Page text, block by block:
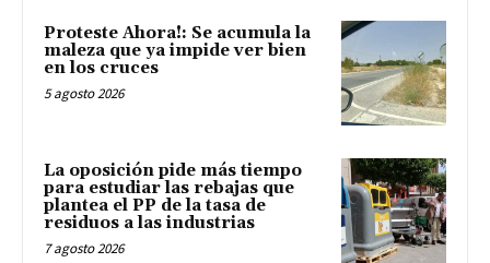
Proteste Ahora!: Se acumula la
maleza que ya impide ver bien
en los cruces
5 agosto 2026
La oposición pide más tiempo
para estudiar las rebajas que
plantea el PP de la tasa de
residuos a las industrias
7 agosto 2026